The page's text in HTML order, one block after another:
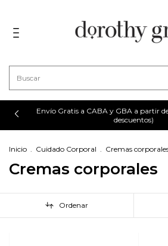
Envío Gratis a CABA y GBA a partir
descuentos)
Inicio . Cuidado Corporal . Cremas
Cremas corporales
Ordenar